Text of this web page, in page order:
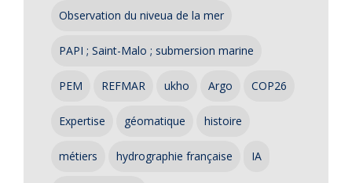
Observation du niveua de la mer
PAPI ; Saint-Malo ; submersion marine
PEM REFMAR ukho Argo COP26
Expertise géomatique histoire
métiers hydrographie française IA